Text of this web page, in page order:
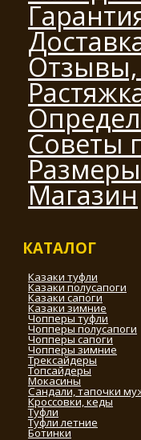
Советы
Магазин
КАТАЛОГ
Казаки туфли
Казаки полусапоги
Казаки сапоги
Казаки зимние
Чопперы туфли
Чопперы полусапоги
Чопперы сапоги
Чопперы зимние
Трексайдеры
Топсайдеры
Мокасины
Сандали, тапочки
Кроссовки, кеды
Туфли
Туфли летние
Ботинки